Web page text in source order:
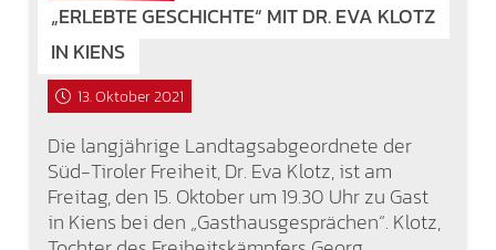
„ERLEBTE GESCHICHTE“ MIT DR. EVA KLOTZ
IN KIENS
13. Oktober 2021
Die langjährige Landtagsabgeordnete der
Süd-Tiroler Freiheit, Dr. Eva Klotz, ist am
Freitag, den 15. Oktober um 19.30 Uhr zu Gast
in Kiens bei den „Gasthausgesprächen“. Klotz,